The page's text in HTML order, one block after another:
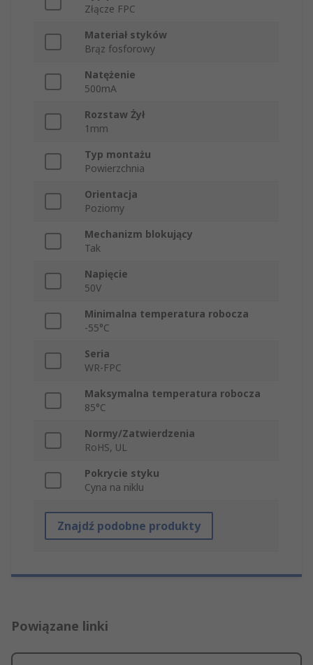
Złącze FPC
Materiał styków
Brąz fosforowy
Natężenie
500mA
Rozstaw Żył
1mm
Typ montażu
Powierzchnia
Orientacja
Poziomy
Mechanizm blokujący
Tak
Napięcie
50V
Minimalna temperatura robocza
-55°C
Seria
WR-FPC
Maksymalna temperatura robocza
85°C
Normy/Zatwierdzenia
RoHS, UL
Pokrycie styku
Cyna na niklu
Znajdź podobne produkty
Powiązane linki